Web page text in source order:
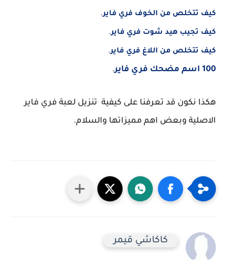
كيف تتخلص من الخوف فري فاير.
كيف تجيب هيد شوت فري فاير.
كيف تتخلص من اللاغ فري فاير.
100 اسم مضحك فري فاير .
هكذا نكون قد تعرفنا على كيفية تنزيل لعبة فري فاير
الاصلية وبعض اهم مميزاتها والسلام.
كاكاشي قيمر